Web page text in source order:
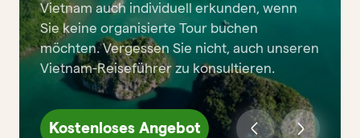
Vietnam auch individuell erkunden, wenn
Sie keine organisierte Tour buchen
möchten. Vergessen Sie nicht, auch unseren
Vietnam-Reiseführer zu konsultieren.
Kostenloses Angebot